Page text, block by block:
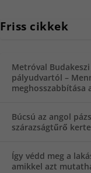
Friss cikkek
Metróval
pályudvartól –
meghosszabbítása
Búcsú az angol
szárazságtűrő
Így védd meg a
amikkel azt